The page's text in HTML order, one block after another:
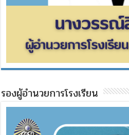
รองผู้อำนวยการโรงเรียน